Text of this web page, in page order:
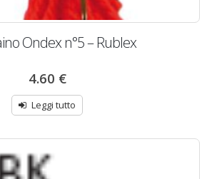
Ondex n°5 – Rublex
4.60 €
Leggi tutto